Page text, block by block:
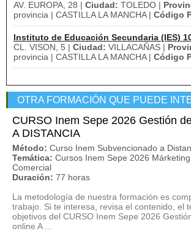
AV. EUROPA, 28 | Ciudad: TOLEDO |
provincia | CASTILLA LA MANCHA | Código
Instituto de Educación Secundaria (IES)
CL. VISON, 5 | Ciudad: VILLACAÑAS |
provincia | CASTILLA LA MANCHA | Código
OTRA FORMACIÓN QUE PUEDE
CURSO Inem Sepe 2026 Gestión
A DISTANCIA
Método: Curso Inem Subvencionado a
Temática: Cursos Inem Sepe 2026
Comercial
Duración: 77 horas
La metodología de nuestra formación es
trabajo. Si te interesa, revisa el contenido, el
objetivos del CURSO Inem Sepe 2026
online A ...